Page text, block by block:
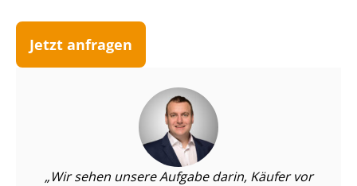
Jetzt anfragen
Wir sehen unsere Aufgabe darin, Käufer vor